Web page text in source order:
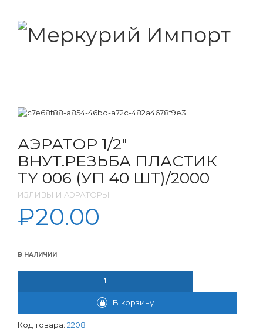
АЭРАТОР 1/2″
ВНУТ.РЕЗЬБА ПЛАСТИК
TY 006 (УП 40 ШТ)/2000
ИЗЛИВЫ И АЭРАТОРЫ
₽20.00
В НАЛИЧИИ
В корзину
Код товара: 2208